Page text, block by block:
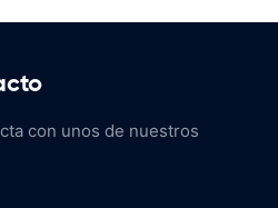
con unos de nuestros